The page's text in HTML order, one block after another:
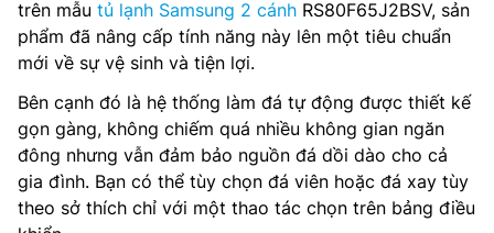
trên mẫu tủ lạnh Samsung 2 cánh RS80F65J2BSV, sản
phẩm đã nâng cấp tính năng này lên một tiêu chuẩn
mới về sự vệ sinh và tiện lợi.
Bên cạnh đó là hệ thống làm đá tự động được thiết kế
gọn gàng, không chiếm quá nhiều không gian ngăn
đông nhưng vẫn đảm bảo nguồn đá dồi dào cho cả
gia đình. Bạn có thể tùy chọn đá viên hoặc đá xay tùy
theo sở thích chỉ với một thao tác chọn trên bảng điều